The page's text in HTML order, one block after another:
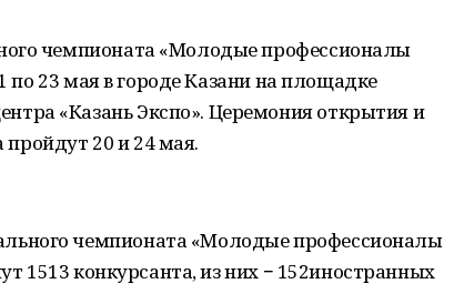
чемпионата «Молодые профессионалы
по 23 мая в городе Казани на площадке
«Казань Экспо». Церемония открытия и
20 и 24 мая.
чемпионата «Молодые профессионалы
1513 конкурсанта, из них − 152иностранных